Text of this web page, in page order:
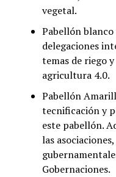
vegetal.
Pabellón
delegaciones
temas de riego
agricultura 4.0.
Pabellón
tecnificación y
este pabellón.
las
Gobernaciones.